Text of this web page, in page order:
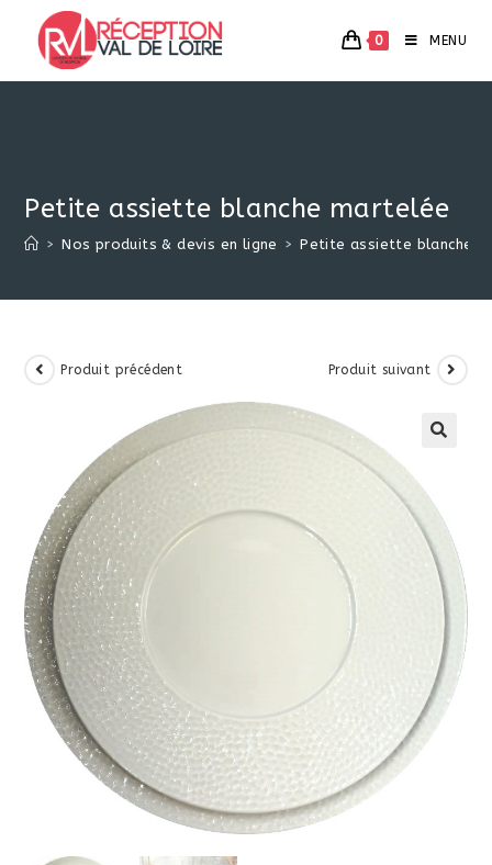
content
0 MENU
Petite assiette blanche martelée
> Nos produits & devis en ligne > Petite assiette blanche
Produit précédent Produit suivant